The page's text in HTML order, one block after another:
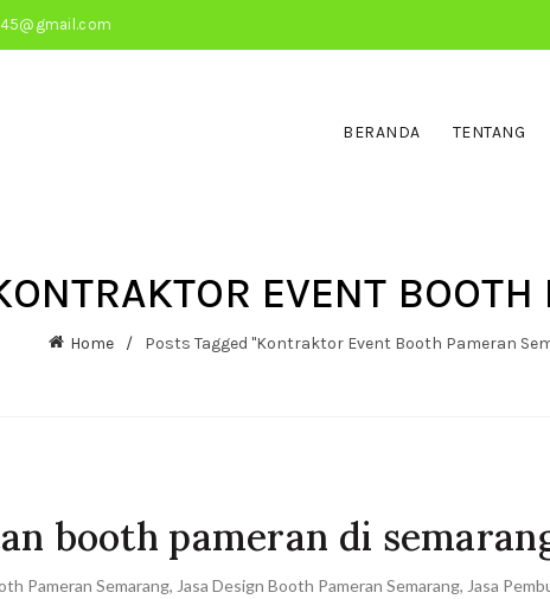
BERANDA TENTANG
EVENT
Home Posts Tagged "Kontraktor Event Booth Pameran
booth pameran di
Pameran Semarang, Jasa Design Booth Pameran Semarang, Jasa